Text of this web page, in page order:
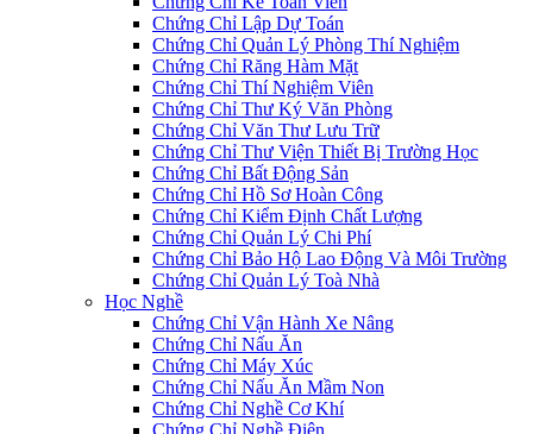
Chứng Chỉ Lập Dự Toán
Chứng Chỉ Quản Lý Phòng Thí Nghiệm
Chứng Chỉ Răng Hàm Mặt
Chứng Chỉ Thí Nghiệm Viên
Chứng Chỉ Thư Ký Văn Phòng
Chứng Chỉ Văn Thư Lưu Trữ
Chứng Chỉ Thư Viện Thiết Bị Trường Học
Chứng Chỉ Bất Động Sản
Chứng Chỉ Hồ Sơ Hoàn Công
Chứng Chỉ Kiểm Định Chất Lượng
Chứng Chỉ Quản Lý Chi Phí
Chứng Chỉ Bảo Hộ Lao Động Và Môi Trường
Chứng Chỉ Quản Lý Toà Nhà
Học Nghề
Chứng Chỉ Vận Hành Xe Nâng
Chứng Chỉ Nấu Ăn
Chứng Chỉ Máy Xúc
Chứng Chỉ Nấu Ăn Mầm Non
Chứng Chỉ Nghề Cơ Khí
Chứng Chỉ Nghề Điện